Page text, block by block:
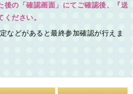
後の「確認画面」にてご確認後、『送
ださい。
などがあると最終参加確認が行えま